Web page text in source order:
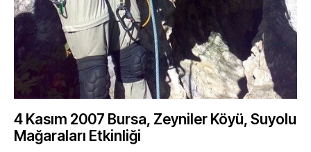
4 Kasım 2007 Bursa, Zeyniler Köyü, Suyolu
Mağaraları Etkinliği